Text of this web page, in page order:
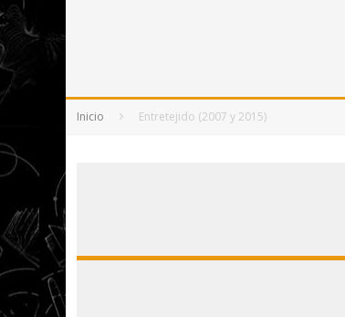
SOBRE "PROSAS
Inicio Entretejido (2007 y 2015)